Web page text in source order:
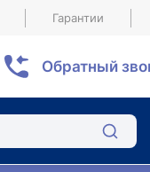
Гарантии
Обратный